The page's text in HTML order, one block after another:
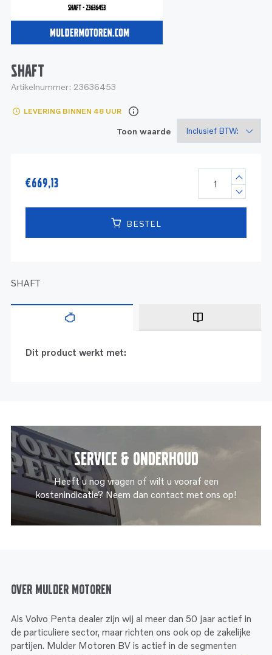
Motoren
Onderdelen
Service
Motoren
Service en onderhoud
Reman - Bedrijfsvaart
SHAFT
Artikelnummer: 23636453
LEVERING BINNEN 48 UUR
Toon waarde
€669,13
BESTEL
SHAFT
Dit product werkt met:
Service & onderhoud
Heeft u nog vragen of wilt u vooraf een
kostenindicatie? Neem dan contact met ons op!
Over Mulder Motoren
Als Volvo Penta dealer zijn wij al meer dan 50 jaar actief in
de particuliere sector, maar richten ons ook op de zakelijke
partijen. Mulder Motoren BV is actief in de segmenten